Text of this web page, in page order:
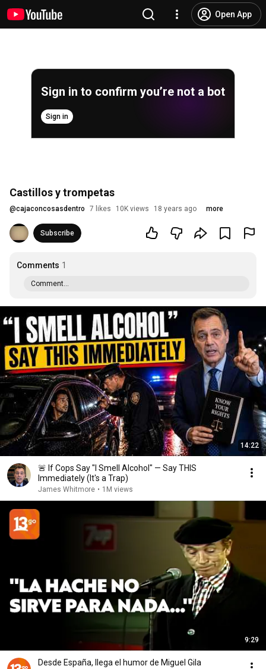
Open App
Sign in to confirm you’re not a bot
Sign in
Castillos y trompetas
@cajaconcosasdentro 7 likes 10K views 18 years ago more
Subscribe
Comments 1
Comment...
14:22
🚨 If Cops Say "I Smell Alcohol" — Say THIS
Immediately (It's a Trap)
James Whitmore • 1M views
9:29
Desde España, llega el humor de Miguel Gila